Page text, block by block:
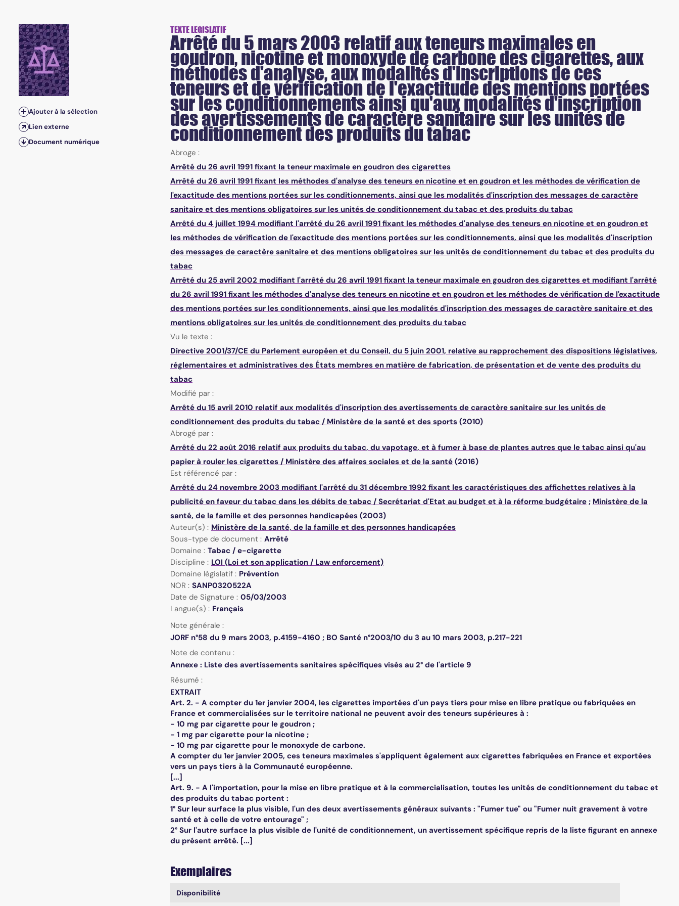
Ajouter à la sélection
Lien externe
Document numérique
TEXTE LEGISLATIF
Arrêté du 5 mars 2003 relatif aux teneurs maximales en
goudron, nicotine et monoxyde de carbone des cigarettes, aux
méthodes d'analyse, aux modalités d'inscriptions de ces
teneurs et de vérification de l'exactitude des mentions portées
sur les conditionnements ainsi qu'aux modalités d'inscription
des avertissements de caractère sanitaire sur les unités de
conditionnement des produits du tabac
Abroge :
Arrêté du 26 avril 1991 fixant la teneur maximale en goudron des cigarettes
Arrêté du 26 avril 1991 fixant les méthodes d'analyse des teneurs en nicotine et en goudron et les méthodes de vérification de
l'exactitude des mentions portées sur les conditionnements, ainsi que les modalités d'inscription des messages de caractère
sanitaire et des mentions obligatoires sur les unités de conditionnement du tabac et des produits du tabac
Arrêté du 4 juillet 1994 modifiant l'arrêté du 26 avril 1991 fixant les méthodes d'analyse des teneurs en nicotine et en goudron et
les méthodes de vérification de l'exactitude des mentions portées sur les conditionnements, ainsi que les modalités d'inscription
des messages de caractère sanitaire et des mentions obligatoires sur les unités de conditionnement du tabac et des produits du
tabac
Arrêté du 25 avril 2002 modifiant l'arrêté du 26 avril 1991 fixant la teneur maximale en goudron des cigarettes et modifiant l'arrêté
du 26 avril 1991 fixant les méthodes d'analyse des teneurs en nicotine et en goudron et les méthodes de vérification de l'exactitude
des mentions portées sur les conditionnements, ainsi que les modalités d'inscription des messages de caractère sanitaire et des
mentions obligatoires sur les unités de conditionnement des produits du tabac
Vu le texte :
Directive 2001/37/CE du Parlement européen et du Conseil, du 5 juin 2001, relative au rapprochement des dispositions législatives,
réglementaires et administratives des États membres en matière de fabrication, de présentation et de vente des produits du
tabac
Modifié par :
Arrêté du 15 avril 2010 relatif aux modalités d'inscription des avertissements de caractère sanitaire sur les unités de
conditionnement des produits du tabac / Ministère de la santé et des sports (2010)
Abrogé par :
Arrêté du 22 août 2016 relatif aux produits du tabac, du vapotage, et à fumer à base de plantes autres que le tabac ainsi qu'au
papier à rouler les cigarettes / Ministère des affaires sociales et de la santé (2016)
Est référencé par :
Arrêté du 24 novembre 2003 modifiant l'arrêté du 31 décembre 1992 fixant les caractéristiques des affichettes relatives à la
publicité en faveur du tabac dans les débits de tabac / Secrétariat d'Etat au budget et à la réforme budgétaire; Ministère de la
santé, de la famille et des personnes handicapées (2003)
Auteur(s) : Ministère de la santé, de la famille et des personnes handicapées
Sous-type de document : Arrêté
Domaine : Tabac / e-cigarette
Discipline : LOI (Loi et son application / Law enforcement)
Domaine législatif : Prévention
NOR : SANP0320522A
Date de Signature : 05/03/2003
Langue(s) : Français
Note générale :
JORF n°58 du 9 mars 2003, p.4159-4160 ; BO Santé n°2003/10 du 3 au 10 mars 2003, p.217-221
Note de contenu :
Annexe : Liste des avertissements sanitaires spécifiques visés au 2° de l'article 9
Résumé :
EXTRAIT
Art. 2. - A compter du 1er janvier 2004, les cigarettes importées d'un pays tiers pour mise en libre pratique ou fabriquées en
France et commercialisées sur le territoire national ne peuvent avoir des teneurs supérieures à :
- 10 mg par cigarette pour le goudron ;
- 1 mg par cigarette pour la nicotine ;
- 10 mg par cigarette pour le monoxyde de carbone.
A compter du 1er janvier 2005, ces teneurs maximales s'appliquent également aux cigarettes fabriquées en France et exportées
vers un pays tiers à la Communauté européenne.
[...]
Art. 9. - A l'importation, pour la mise en libre pratique et à la commercialisation, toutes les unités de conditionnement du tabac et
des produits du tabac portent :
1° Sur leur surface la plus visible, l'un des deux avertissements généraux suivants : "Fumer tue" ou "Fumer nuit gravement à votre
santé et à celle de votre entourage" ;
2° Sur l'autre surface la plus visible de l'unité de conditionnement, un avertissement spécifique repris de la liste figurant en annexe
du présent arrêté. [...]
Exemplaires
Liste des exemplaires
Disponibilité